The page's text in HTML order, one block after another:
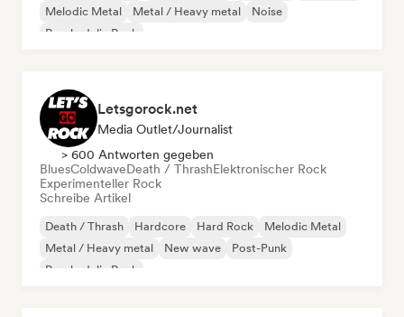
Melodic Metal
Metal / Heavy metal
Noise
Psychedelic Rock
Letsgorock.net
Media Outlet/Journalist
> 600 Antworten gegeben
BluesColdwaveDeath / ThrashElektronischer Rock
Experimenteller Rock
Schreibe Artikel
Death / Thrash Hardcore Hard Rock
Melodic Metal
Metal / Heavy metal
New wave
Post-Punk
Psychedelic Rock